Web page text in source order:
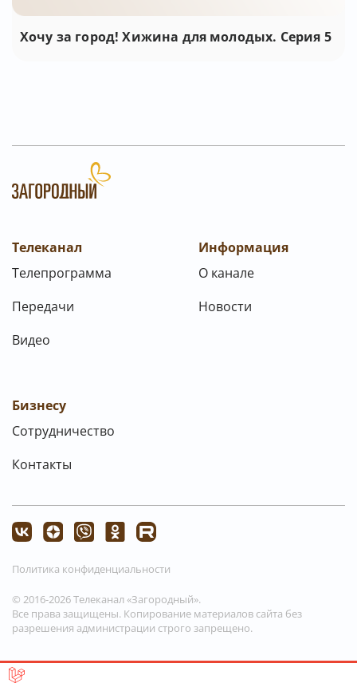
Хочу за город! Хижина для молодых. Серия 5
Телеканал
Телепрограмма
Передачи
Видео
Информация
О канале
Новости
Бизнесу
Сотрудничество
Контакты
© 2016-2026 Телеканал «Загородный».
Все права защищены. Копирование материалов сайта без
разрешения администрации строго запрещено.
Политика конфиденциальности